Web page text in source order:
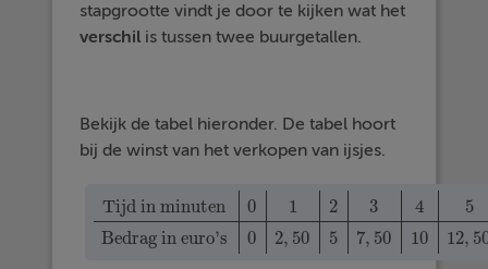
stapgrootte vindt je door te kijken wat het
verschil is tussen twee buurgetallen.
Bekijk de tabel hieronder. De tabel hoort
bij de winst van het verkopen van ijsjes.
Tijd in minuten
Bedrag in euro’s
0
0
1
2, 50
2
5
3
7, 50
4
10
5
12,
Tijd in minuten012345Bedrag in euro’s02,5057,50